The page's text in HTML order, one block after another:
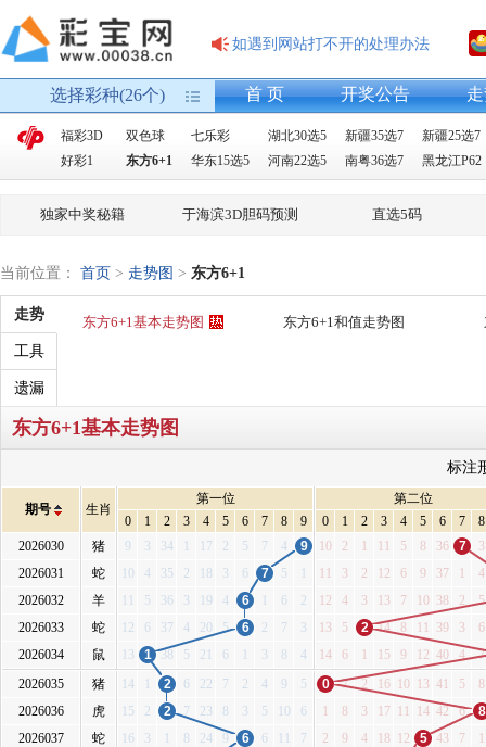
如遇到网站打不开的处理办法
选择彩种(26个) 首 页 开奖公告
福彩3D 双色球 七乐彩 湖北30选5 新疆35选7
新疆25选7
好彩1
东方6+1 华东15选5 河南22选5 南粤36选7 黑龙江P62
独家中奖秘籍 于海滨3D胆码预测 直选5码
当前位置： 首页 > 走势图 > 东方6+1
走势
工具
遗漏
东方6+1基本走势图 东方6+1和值走势图
东方6+1基本走势图
标注
期号 生肖
第一位
第二位
0
1 2 3 4 5 6 7 8 9 0 1 2 3 4 5 6 7
8
2026030
猪 9 3 34 17 2 5 7 4 9 10 2 1 11 5 8 36 7
3
2026031
蛇 10 4 35 2 18 3 6 7 5 11 3 2 12 6 9 37 1
4
2026032
羊 5 36 3 19 4 6 6 2 12 4 3 13 7 10 38 2
5
2026033
蛇 12 6 37 4 20 5 6 2 7 3 13 5 2 14 8 11 39 3
6
2026034
鼠 13 1 38 5 21 6 3 8 4 14 6 1 15 9 12 40 4
7
2026035
猪 14 2 6 22 7 2 4 9 5 0 7 2 16 10 13 41 5
8
2026036
虎 15 2 2 7 23 8 3 5 10 6 1 8 3 17 11 14 42 6
8
2026037
蛇 16 3 8 24 9 6 6 7 2 9 4 18 12 5 43 7
1